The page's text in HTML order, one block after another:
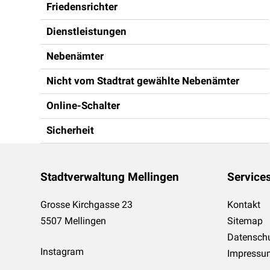
Friedensrichter
Dienstleistungen
Nebenämter
Nicht vom Stadtrat gewählte Nebenämter
Online-Schalter
Sicherheit
Footer
Stadtverwaltung Mellingen
Grosse Kirchgasse 23
5507 Mellingen
Instagram
Kontakt
Sitemap